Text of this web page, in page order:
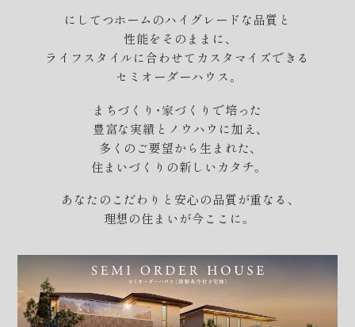
にしてつホームのハイグレードな品質と
性能をそのままに、
ライフスタイルに合わせてカスタマイズできる
セミオーダーハウス。
まちづくり・家づくりで培った
豊富な実績とノウハウに加え、
多くのご要望から生まれた、
住まいづくりの新しいカタチ。
あなたのこだわりと安心の品質が重なる、
理想の住まいが今ここに。